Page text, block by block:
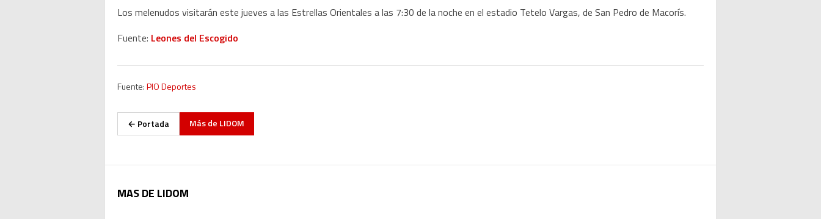
Los melenudos visitarán este jueves a las Estrellas Orientales a las 7:30 de la noche en el estadio Tetelo Vargas, de San Pedro de Macorís.
Fuente: Leones del Escogido
Fuente:PIO Deportes
← Portada Más de LIDOM
MAS DE LIDOM